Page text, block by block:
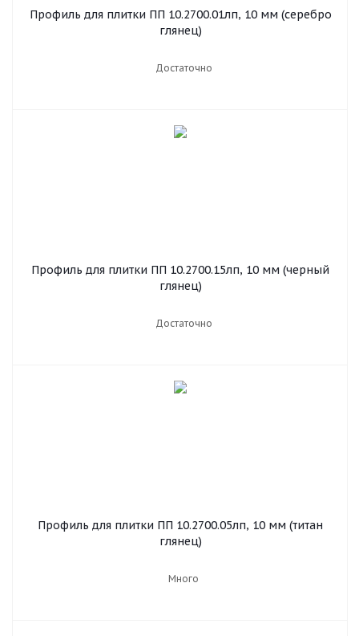
Профиль для плитки ПП 10.2700.01лп, 10 мм (серебро
глянец)
Достаточно
Профиль для плитки ПП 10.2700.15лп, 10 мм (черный
глянец)
Достаточно
Профиль для плитки ПП 10.2700.05лп, 10 мм (титан
глянец)
Много